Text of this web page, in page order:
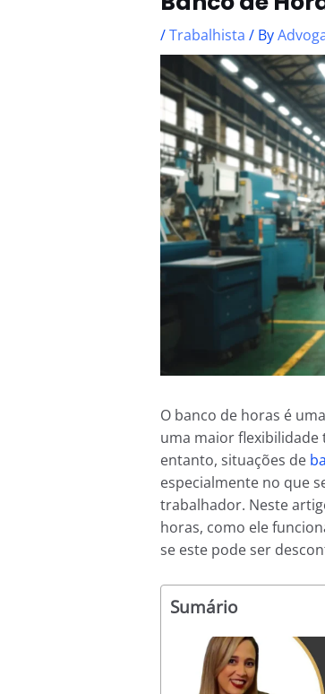
/Trabalhista / By
O banco de horas é
uma maior
entanto, situações de
especialmente no que
trabalhador. Neste
horas, como ele
se este pode ser
Sumário